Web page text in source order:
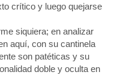
crítico y luego quejarse
siquiera; en analizar
aquí, con su cantinela
son patéticas y su
doble y oculta en